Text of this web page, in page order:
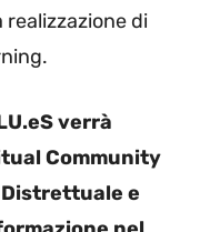
di
verrà
Community
e